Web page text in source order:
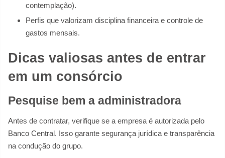
contemplação).
Perfis que valorizam disciplina financeira e controle de
gastos mensais.
Dicas valiosas antes de entrar
em um consórcio
Pesquise bem a administradora
Antes de contratar, verifique se a empresa é autorizada pelo
Banco Central. Isso garante segurança jurídica e transparência
na condução do grupo.